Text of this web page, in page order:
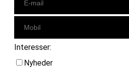
Interesser:
Nyheder